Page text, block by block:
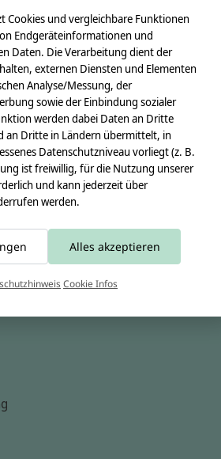
Cookies und vergleichbare Funktionen
Endgeräteinformationen und
Daten. Die Verarbeitung dient der
externen Diensten und Elementen
Analyse/Messung, der
sowie der Einbindung sozialer
werden dabei Daten an Dritte
an Dritte in Ländern übermittelt, in
Datenschutzniveau vorliegt (z. B.
ist freiwillig, für die Nutzung unserer
und kann jederzeit über
werden.
Alles akzeptieren
Cookie Infos